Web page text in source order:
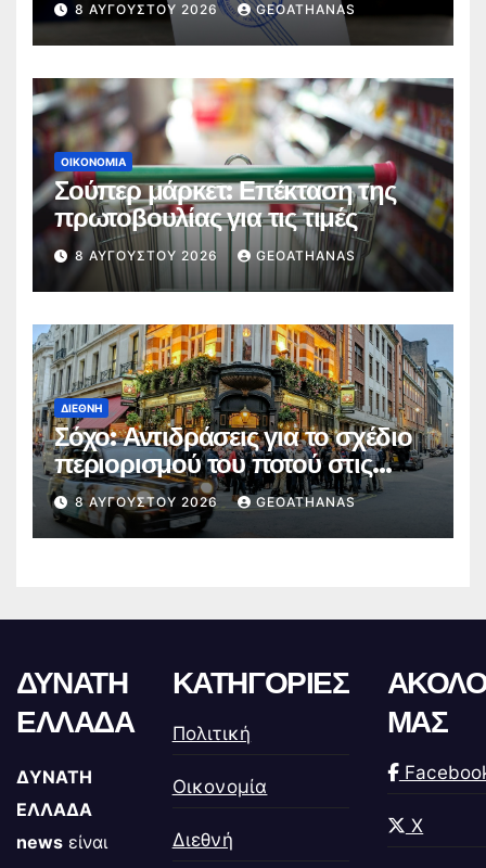
8 ΑΥΓΟΎΣΤΟΥ 2026 GEOATHANAS
ΟΙΚΟΝΟΜΊΑ
Σούπερ μάρκετ: Επέκταση της
πρωτοβουλίας για τις τιμές
8 ΑΥΓΟΎΣΤΟΥ 2026 GEOATHANAS
ΔΙΕΘΝΉ
Σόχο: Αντιδράσεις για το σχέδιο
περιορισμού του ποτού στις
παμπ
8 ΑΥΓΟΎΣΤΟΥ 2026 GEOATHANAS
ΔΥΝΑΤΗ
ΕΛΛΑΔΑ
ΔΥΝΑΤΗ
ΕΛΛΑΔΑ
news είναι
ΚΑΤΗΓΟΡΙΕΣ
Πολιτική
Οικονομία
Διεθνή
ΜΑΣ
X